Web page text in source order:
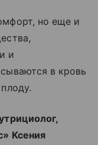
но еще и
и
в кровь
Ксения